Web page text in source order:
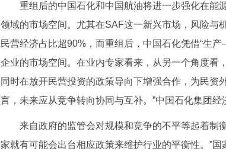
重组后的中国石化和中国航油将进一步强化在能
领域的市场空间。尤其在SAF这一新兴市场，风险与
民营经济占比超90%，而重组后，中国石化凭借“生
企业的市场空间。在业内专家看来，从另一个角度看
同时在放开民营投资的政策导向下增强合作，为民资
言，未来应从竞争转向协同与互补。”中国石化集团经
来自政府的监管会对规模和竞争的不平等起着制衡
家就有可能会出台相应政策来维护行业的平衡性。”